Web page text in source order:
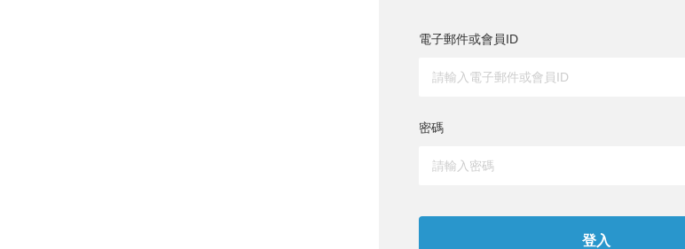
電子郵件或會員ID
密碼